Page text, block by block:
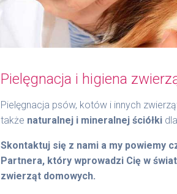
Pielęgnacja i higiena
Pielęgnacja psów, kotów i innych
także naturalnej i mineralnej ściółki
Skontaktuj się z nami a my powiemy
Partnera, który wprowadzi Cię w
zwierząt domowych.